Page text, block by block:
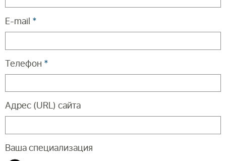
E-mail *
Телефон *
Адрес (URL) сайта
Ваша специализация